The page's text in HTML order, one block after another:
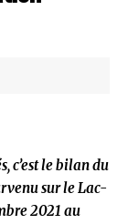
c’est le bilan du
sur le Lac-
2021 au